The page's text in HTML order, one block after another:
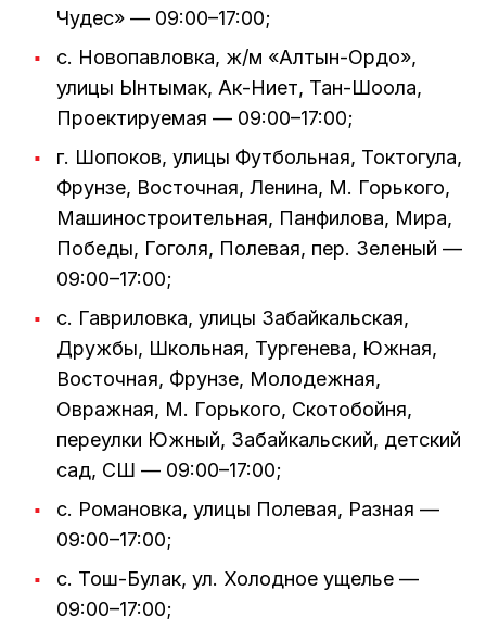
Чудес» — 09:00–17:00;
с. Новопавловка, ж/м «Алтын-Ордо»,
улицы Ынтымак, Ак-Ниет, Тан-Шоола,
Проектируемая — 09:00–17:00;
г. Шопоков, улицы Футбольная, Токтогула,
Фрунзе, Восточная, Ленина, М. Горького,
Машиностроительная, Панфилова, Мира,
Победы, Гоголя, Полевая, пер. Зеленый —
09:00–17:00;
с. Гавриловка, улицы Забайкальская,
Дружбы, Школьная, Тургенева, Южная,
Восточная, Фрунзе, Молодежная,
Овражная, М. Горького, Скотобойня,
переулки Южный, Забайкальский, детский
сад, СШ — 09:00–17:00;
с. Романовка, улицы Полевая, Разная —
09:00–17:00;
с. Тош-Булак, ул. Холодное ущелье —
09:00–17:00;